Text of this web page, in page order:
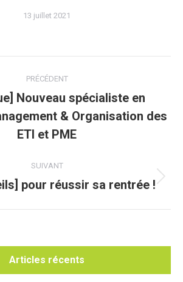
13 juillet 2021
PRÉCÉDENT
Article
précédent
Nouveau spécialiste en
& Organisation des
ETI et PME
SUIVANT
Article
pour réussir sa rentrée !
Articles récents